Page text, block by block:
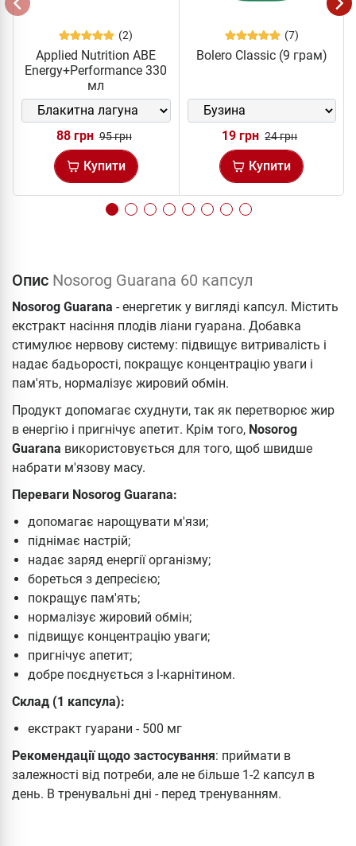
(2)
Applied Nutrition ABE
Energy+Performance 330
мл
88 грн 95 грн
Купити
(7)
Bolero Classic (9 грам)
19 грн 24 грн
Купити
Опис Nosorog Guarana 60 капсул
Nosorog Guarana - енергетик у вигляді капсул. Містить
екстракт насіння плодів ліани гуарана. Добавка
стимулює нервову систему: підвищує витривалість і
надає бадьорості, покращує концентрацію уваги і
пам'ять, нормалізує жировий обмін.
Продукт допомагає схуднути, так як перетворює жир
в енергію і пригнічує апетит. Крім того, Nosorog
Guarana використовується для того, щоб швидше
набрати м'язову масу.
Переваги Nosorog Guarana:
допомагає нарощувати м'язи;
піднімає настрій;
надає заряд енергії організму;
бореться з депресією;
покращує пам'ять;
нормалізує жировий обмін;
підвищує концентрацію уваги;
пригнічує апетит;
добре поєднується з l-карнітином.
Склад (1 капсула):
екстракт гуарани - 500 мг
Рекомендації щодо застосування: приймати в
залежності від потреби, але не більше 1-2 капсул в
день. В тренувальні дні - перед тренуванням.